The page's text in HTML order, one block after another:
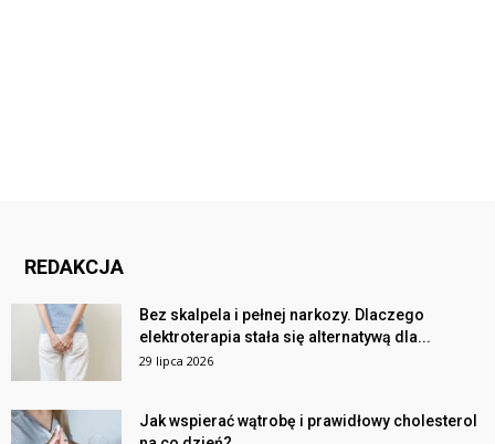
REDAKCJA
Bez skalpela i pełnej narkozy. Dlaczego
elektroterapia stała się alternatywą dla...
29 lipca 2026
Jak wspierać wątrobę i prawidłowy cholesterol